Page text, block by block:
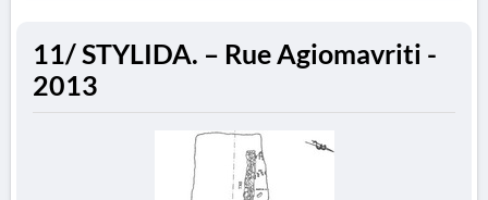
11/ STYLIDA. – Rue Agiomavriti -
2013